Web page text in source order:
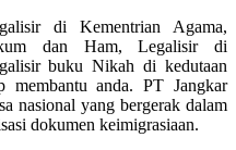
di Kementrian Agama,
dan Ham, Legalisir di
buku Nikah di kedutaan
membantu anda. PT Jangkar
nasional yang bergerak dalam
dokumen keimigrasiaan.